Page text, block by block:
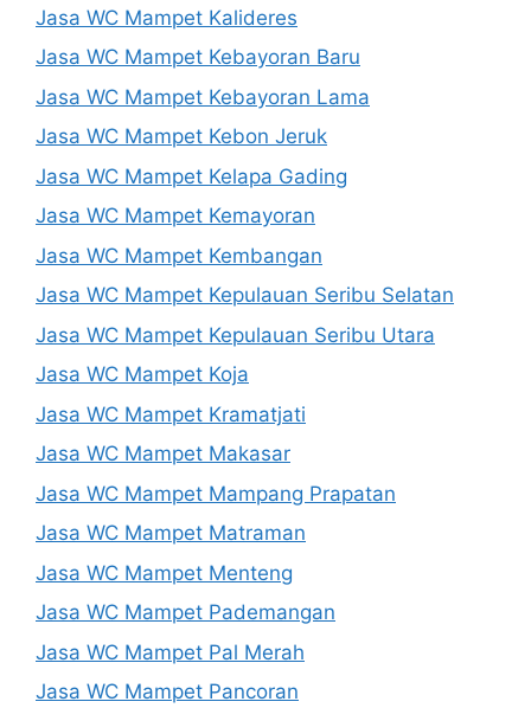
Jasa WC Mampet Kalideres
Jasa WC Mampet Kebayoran Baru
Jasa WC Mampet Kebayoran Lama
Jasa WC Mampet Kebon Jeruk
Jasa WC Mampet Kelapa Gading
Jasa WC Mampet Kemayoran
Jasa WC Mampet Kembangan
Jasa WC Mampet Kepulauan Seribu Selatan
Jasa WC Mampet Kepulauan Seribu Utara
Jasa WC Mampet Koja
Jasa WC Mampet Kramatjati
Jasa WC Mampet Makasar
Jasa WC Mampet Mampang Prapatan
Jasa WC Mampet Matraman
Jasa WC Mampet Menteng
Jasa WC Mampet Pademangan
Jasa WC Mampet Pal Merah
Jasa WC Mampet Pancoran